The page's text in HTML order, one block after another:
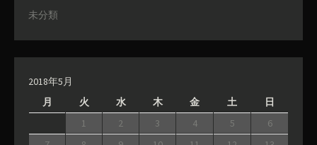
未分類
2018年5月
月
火 水 木 金 土 日
1 2 3 4 5
6